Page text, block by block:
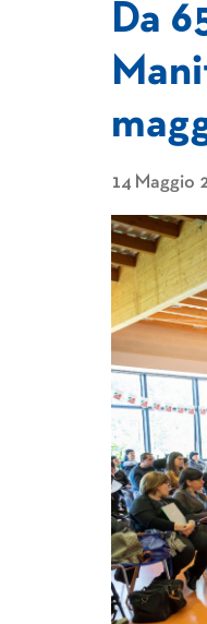
Da
14 Maggio